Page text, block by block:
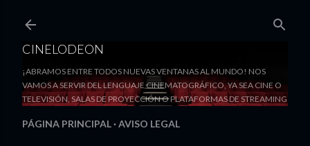
CINELODEON
¡ABRAMOS ENTRE TODOS NUEVAS VENTANAS AL MUNDO! NOS
VAMOS A SERVIR DEL LENGUAJE CINEMATOGRÁFICO, YA SEA CINE O
TELEVISIÓN, SALAS DE PROYECCIÓN O PLATAFORMAS DE STREAMING
PÁGINA PRINCIPAL AVISO LEGAL